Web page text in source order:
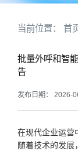
当前位置： 首
批量外呼和智
告
发布日期： 2026-
在现代企业运营
随着技术的发